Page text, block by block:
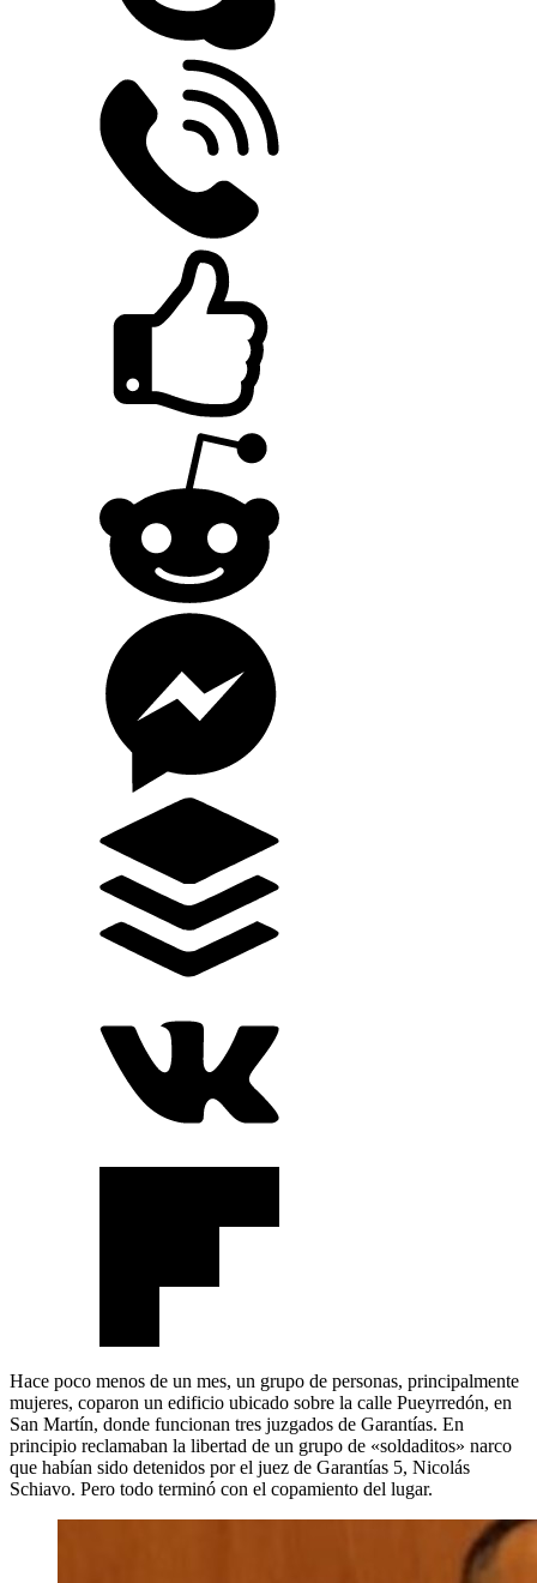
Hace poco menos de un mes, un grupo de personas, principalmente
mujeres, coparon un edificio ubicado sobre la calle Pueyrredón, en
San Martín, donde funcionan tres juzgados de Garantías. En
principio reclamaban la libertad de un grupo de «soldaditos» narco
que habían sido detenidos por el juez de Garantías 5, Nicolás
Schiavo. Pero todo terminó con el copamiento del lugar.